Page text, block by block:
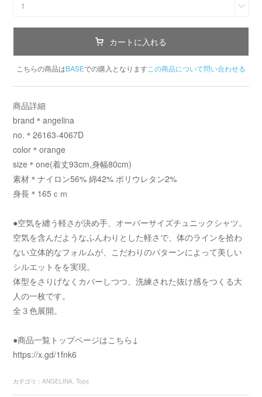
1
カートに入れる
こちらの商品はBASEでの購入となります この商品について問い合わせる
商品詳細
brand＊angelina
no.＊26163-4067D
color＊orange
size＊one(着丈93cm,身幅80cm)
素材＊ナイロン56% 綿42% ポリウレタン2%
身長＊165ｃｍ
●空気を纏う軽さが決め手、オーバーサイズチュニックシャツ。
空気を含んだようなふんわりとした軽さで、体のラインを拾わ
ない立体的なフォルムが、こだわりのパターンによって美しい
シルエットをを実現。
体型をさりげなくカバーしつつ、洗練された抜け感をつくる大
人の一枚です。
全３色展開。
●商品一覧トップページはこちら↓
https://x.gd/1fnk6
カテゴリ ：ANGELINA Tops